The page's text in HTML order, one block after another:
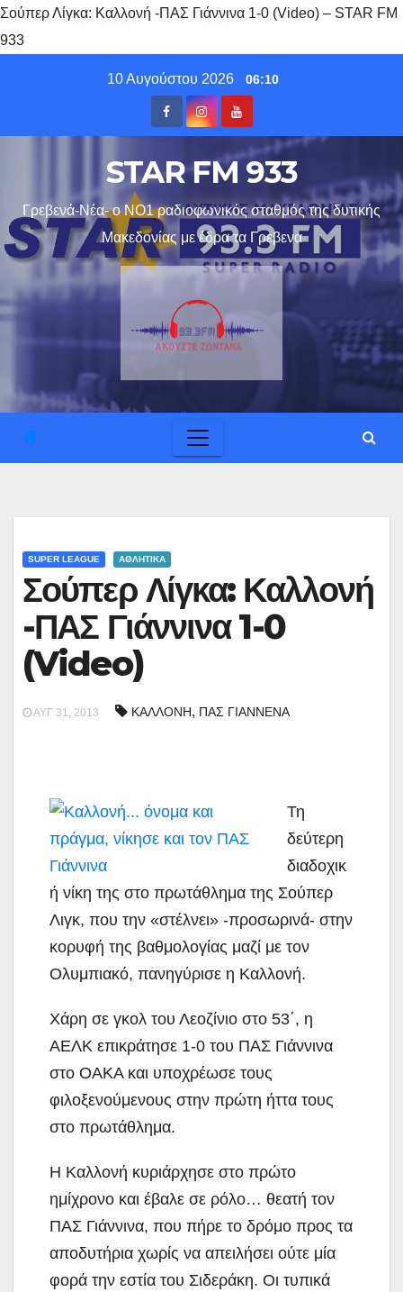
Σούπερ Λίγκα: Καλλονή -ΠΑΣ Γιάννινα 1-0 (Video) – STAR FM
933
10 Αυγούστου 2026 06:10
STAR FM 933
Γρεβενά-Νέα- ο ΝΟ1 ραδιοφωνικός σταθμός της δυτικής
Μακεδονίας με έδρα τα Γρεβενα
SUPER LEAGUE ΑΘΛΗΤΙΚΑ
Σούπερ Λίγκα: Καλλονή
-ΠΑΣ Γιάννινα 1-0
(Video)
ΑΥΓ 31, 2013 ΚΑΛΛΟΝΗ, ΠΑΣ ΓΙΑΝΝΕΝΑ
Τη
δεύτερη
διαδοχικ
ή νίκη της στο πρωτάθλημα της Σούπερ
Λιγκ, που την «στέλνει» -προσωρινά- στην
κορυφή της βαθμολογίας μαζί με τον
Ολυμπιακό, πανηγύρισε η Καλλονή.
Χάρη σε γκολ του Λεοζίνιο στο 53΄, η
ΑΕΛΚ επικράτησε 1-0 του ΠΑΣ Γιάννινα
στο ΟΑΚΑ και υποχρέωσε τους
φιλοξενούμενους στην πρώτη ήττα τους
στο πρωτάθλημα.
Η Καλλονή κυριάρχησε στο πρώτο
ημίχρονο και έβαλε σε ρόλο… θεατή τον
ΠΑΣ Γιάννινα, που πήρε το δρόμο προς τα
αποδυτήρια χωρίς να απειλήσει ούτε μία
φορά την εστία του Σιδεράκη. Οι τυπικά